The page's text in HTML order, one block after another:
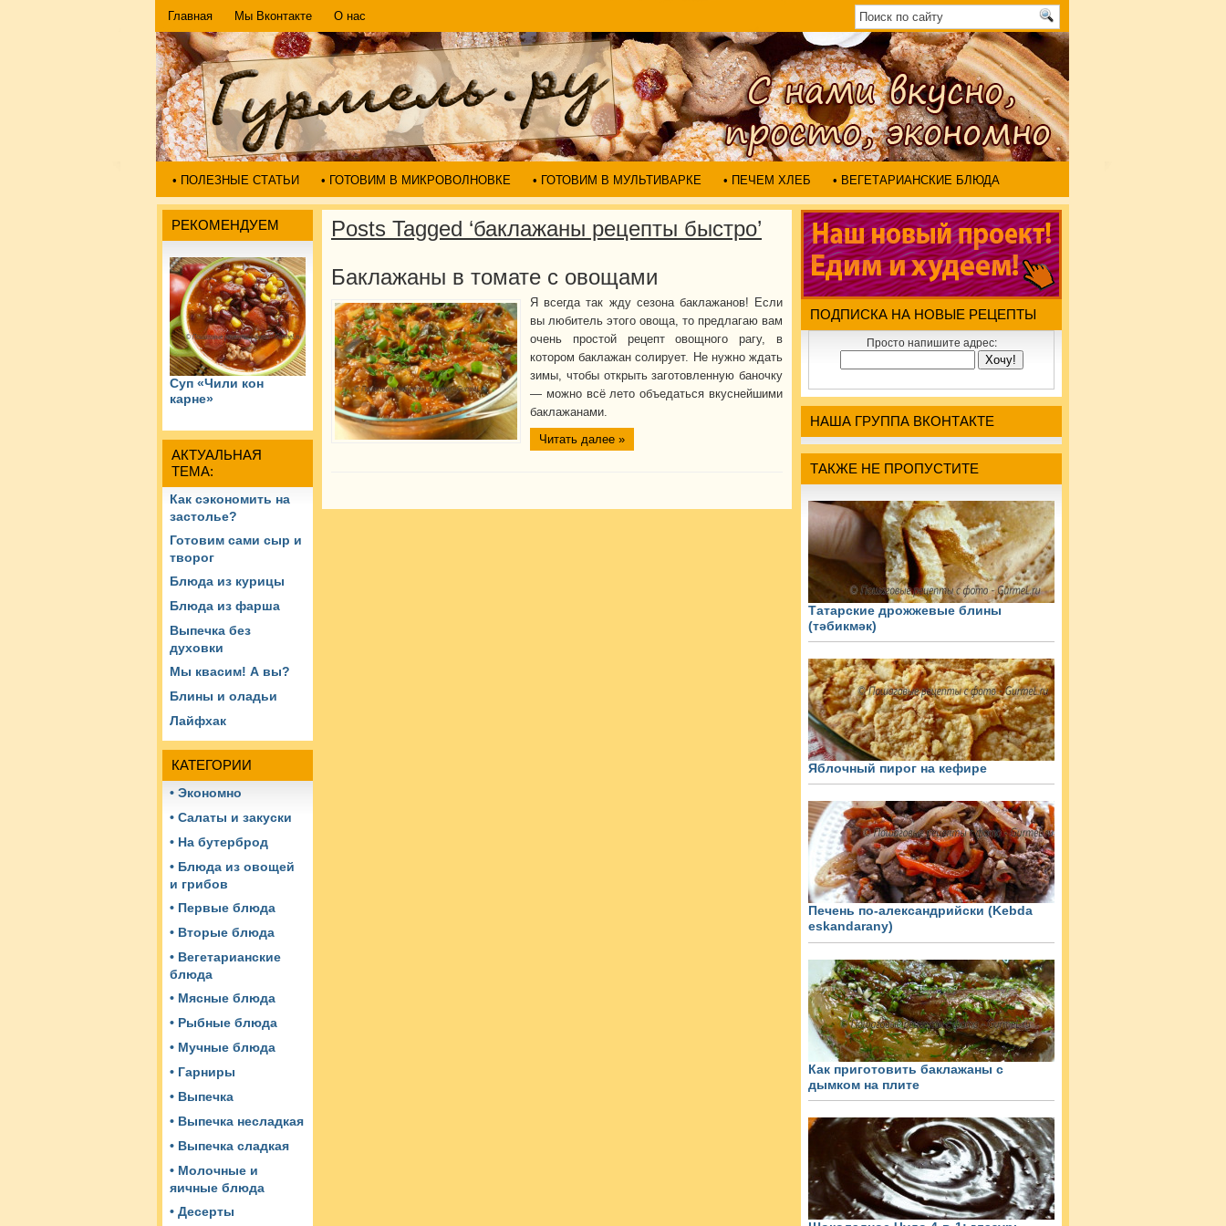
Главная Мы Вконтакте О нас
• ПОЛЕЗНЫЕ СТАТЬИ • ГОТОВИМ В МИКРОВОЛНОВКЕ • ГОТОВИМ В МУЛЬТИВАРКЕ • ПЕЧЕМ ХЛЕБ • ВЕГЕТАРИАНСКИЕ БЛЮДА
РЕКОМЕНДУЕМ
Суп «Чили кон
карне»
АКТУАЛЬНАЯ
ТЕМА:
Как сэкономить на
застолье?
Готовим сами сыр и
творог
Блюда из курицы
Блюда из фарша
Выпечка без
духовки
Мы квасим! А вы?
Блины и оладьи
Лайфхак
КАТЕГОРИИ
• Экономно
• Салаты и закуски
• На бутерброд
• Блюда из овощей
и грибов
• Первые блюда
• Вторые блюда
• Вегетарианские
блюда
• Мясные блюда
• Рыбные блюда
• Мучные блюда
• Гарниры
• Выпечка
• Выпечка несладкая
• Выпечка сладкая
• Молочные и
яичные блюда
• Десерты
Posts Tagged ‘баклажаны рецепты быстро’
Баклажаны в томате с овощами
Я всегда так жду сезона баклажанов! Если
вы любитель этого овоща, то предлагаю вам
очень простой рецепт овощного рагу, в
котором баклажан солирует. Не нужно ждать
зимы, чтобы открыть заготовленную баночку
— можно всё лето объедаться вкуснейшими
баклажанами.
Читать далее »
ПОДПИСКА НА НОВЫЕ РЕЦЕПТЫ
Просто напишите адрес:
НАША ГРУППА ВКОНТАКТЕ
ТАКЖЕ НЕ ПРОПУСТИТЕ
Татарские дрожжевые блины
(тәбикмәк)
Яблочный пирог на кефире
Печень по-александрийски (Kebda
eskandarany)
Как приготовить баклажаны с
дымком на плите